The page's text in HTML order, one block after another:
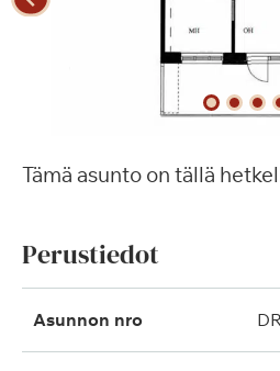
Tämä asunto on tällä
Perustiedot
Asunnon nro